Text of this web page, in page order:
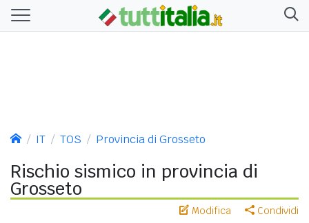
IT TOS Provincia di Grosseto
Rischio sismico in provincia di
Grosseto
Modifica Condividi